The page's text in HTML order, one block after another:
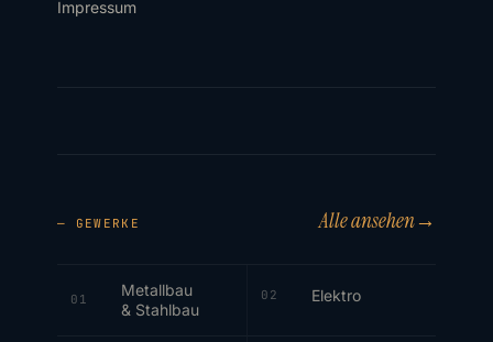
Impressum
— GEWERKE Alle ansehen→
01
Metallbau
& Stahlbau
02 Elektro